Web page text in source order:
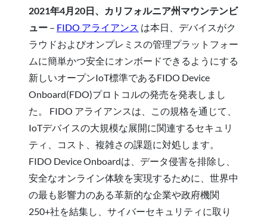
2021年4月20日、カリフォルニア州マウンテンビ
ュー – FIDO アライアンス は本日、デバイスがク
ラウドおよびオンプレミスの管理プラットフォー
ムに簡単かつ安全にオンボードできるようにする
新しいオープンIoT標準であるFIDO Device
Onboard(FDO)プロトコルの発売を発表しまし
た。 FIDO アライアンスは、この規格を通じて、
IoTデバイスの大規模な展開に関連するセキュリ
ティ、コスト、複雑さの課題に対処します。
FIDO Device Onboardは、データ侵害を排除し、
安全なオンライン体験を実現するために、世界中
の最も影響力のある革新的な企業や政府機関
250+社を結集し、サイバーセキュリティに取り